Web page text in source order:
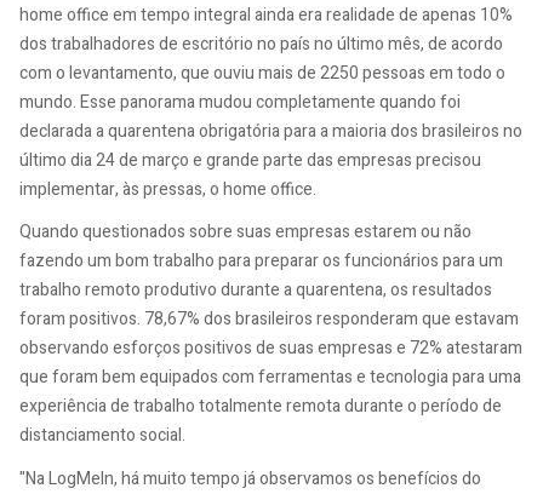
home office em tempo integral ainda era realidade de apenas 10%
dos trabalhadores de escritório no país no último mês, de acordo
com o levantamento, que ouviu mais de 2250 pessoas em todo o
mundo. Esse panorama mudou completamente quando foi
declarada a quarentena obrigatória para a maioria dos brasileiros no
último dia 24 de março e grande parte das empresas precisou
implementar, às pressas, o home office.
Quando questionados sobre suas empresas estarem ou não
fazendo um bom trabalho para preparar os funcionários para um
trabalho remoto produtivo durante a quarentena, os resultados
foram positivos. 78,67% dos brasileiros responderam que estavam
observando esforços positivos de suas empresas e 72% atestaram
que foram bem equipados com ferramentas e tecnologia para uma
experiência de trabalho totalmente remota durante o período de
distanciamento social.
"Na LogMeIn, há muito tempo já observamos os benefícios do